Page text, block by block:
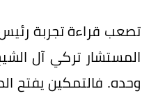
تصعب قراءة تجربة
المستشار تركي آل
وحده. فالتمكين يفتح